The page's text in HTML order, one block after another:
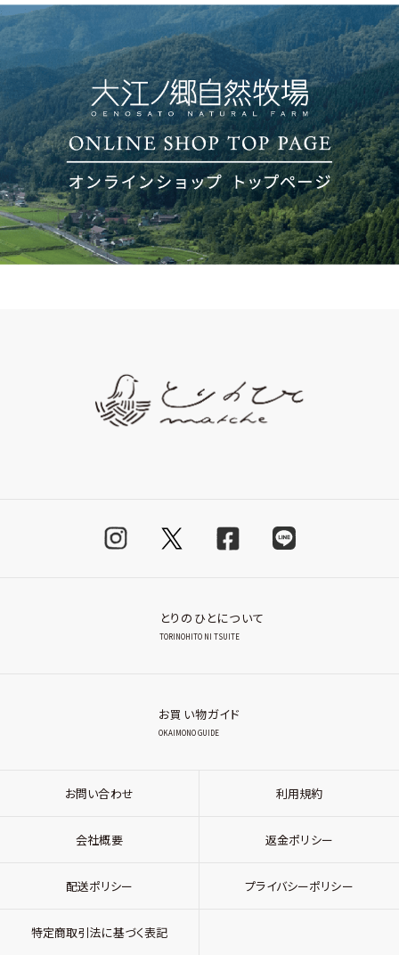
とりのひとについて
TORINOHITO NI TSUITE
お買い物ガイド
OKAIMONO GUIDE
お問い合わせ 利用規約
会社概要 返金ポリシー
配送ポリシー プライバシーポリシー
特定商取引法に基づく表記